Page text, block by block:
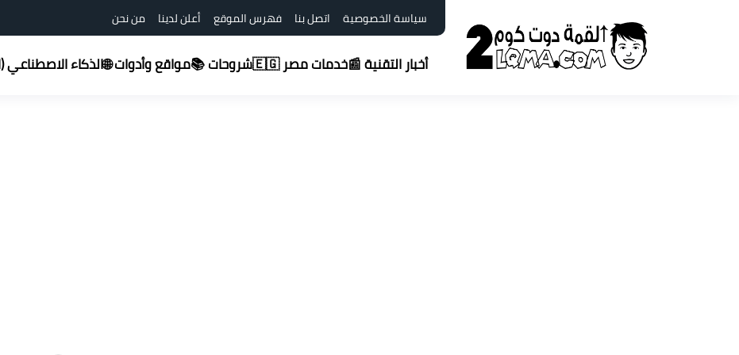
سياسة الخصوصية اتصل بنا فهرس الموقع أعلن لدينا من نحن
أخبار التقنية 📰خدمات مصر 🇪🇬 شروحات 📚مواقع وأدوات 🌐الذكاء الاصطناعي (AI) 🤖